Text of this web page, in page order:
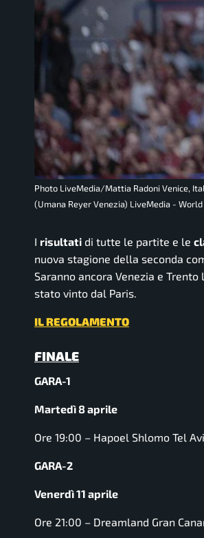
Photo LiveMedia/Mattia Radoni Venice,
(Umana Reyer Venezia) LiveMedia -
I risultati di tutte le partite e le
nuova stagione della seconda
Saranno ancora Venezia e
stato vinto dal Paris.
IL REGOLAMENTO
FINALE
GARA-1
Martedì 8 aprile
Ore 19:00 – Hapoel Shlomo Tel
GARA-2
Venerdì 11 aprile
Ore 21:00 – Dreamland Gran